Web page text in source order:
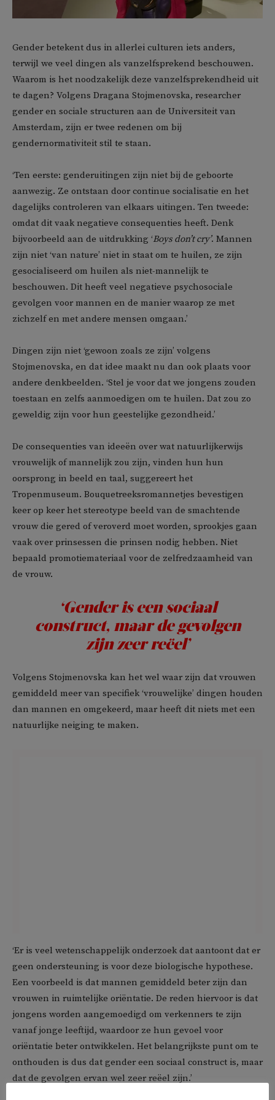
Gender betekent dus in allerlei culturen iets anders,
terwijl we veel dingen als vanzelfsprekend beschouwen.
Waarom is het noodzakelijk deze vanzelfsprekendheid uit
te dagen? Volgens Dragana Stojmenovska, researcher
gender en sociale structuren aan de Universiteit van
Amsterdam, zijn er twee redenen om bij
gendernormativiteit stil te staan.
‘Ten eerste: genderuitingen zijn niet bij de geboorte
aanwezig. Ze ontstaan door continue socialisatie en het
dagelijks controleren van elkaars uitingen. Ten tweede:
omdat dit vaak negatieve consequenties heeft. Denk
bijvoorbeeld aan de uitdrukking ‘Boys don’t cry’. Mannen
zijn niet ‘van nature’ niet in staat om te huilen, ze zijn
gesocialiseerd om huilen als niet-mannelijk te
beschouwen. Dit heeft veel negatieve psychosociale
gevolgen voor mannen en de manier waarop ze met
zichzelf en met andere mensen omgaan.’
Dingen zijn niet ‘gewoon zoals ze zijn’ volgens
Stojmenovska, en dat idee maakt nu dan ook plaats voor
andere denkbeelden. ‘Stel je voor dat we jongens zouden
toestaan ​​en zelfs aanmoedigen om te huilen. Dat zou zo
geweldig zijn voor hun geestelijke gezondheid.’
De consequenties van ideeën over wat natuurlijkerwijs
vrouwelijk of mannelijk zou zijn, vinden hun hun
oorsprong in beeld en taal, suggereert het
Tropenmuseum. Bouquetreeksromannetjes bevestigen
keer op keer het stereotype beeld van de smachtende
vrouw die gered of veroverd moet worden, sprookjes gaan
vaak over prinsessen die prinsen nodig hebben. Niet
bepaald promotiemateriaal voor de zelfredzaamheid van
de vrouw.
‘Gender is een sociaal
construct, maar de gevolgen
zijn zeer reëel’
Volgens Stojmenovska kan het wel waar zijn dat vrouwen
gemiddeld meer van specifiek ‘vrouwelijke’ dingen houden
dan mannen en omgekeerd, maar heeft dit niets met een
natuurlijke neiging te maken.
‘Er is veel wetenschappelijk onderzoek dat aantoont dat er
geen ondersteuning is voor deze biologische hypothese.
Een voorbeeld is dat mannen gemiddeld beter zijn dan
vrouwen in ruimtelijke oriëntatie. De reden hiervoor is dat
jongens worden aangemoedigd om verkenners te zijn
vanaf jonge leeftijd, waardoor ze hun gevoel voor
oriëntatie beter ontwikkelen. Het belangrijkste punt om te
onthouden is dus dat gender een sociaal construct is, maar
dat de gevolgen ervan wel zeer reëel zijn.’